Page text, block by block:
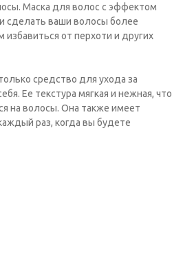
Маска для волос с эффектом
сделать ваши волосы более
от перхоти и других
средство для ухода за
Ее текстура мягкая и нежная, что
на волосы. Она также имеет
раз, когда вы будете